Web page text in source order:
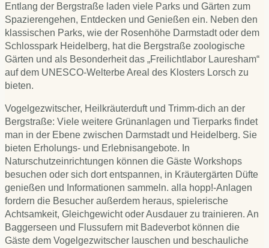
Entlang der Bergstraße laden viele Parks und Gärten zum
Spazierengehen, Entdecken und Genießen ein. Neben den
klassischen Parks, wie der Rosenhöhe Darmstadt oder dem
Schlosspark Heidelberg, hat die Bergstraße zoologische
Gärten und als Besonderheit das „Freilichtlabor Lauresham“
auf dem UNESCO-Welterbe Areal des Klosters Lorsch zu
bieten.
Vogelgezwitscher, Heilkräuterduft und Trimm-dich an der
Bergstraße: Viele weitere Grünanlagen und Tierparks findet
man in der Ebene zwischen Darmstadt und Heidelberg. Sie
bieten Erholungs- und Erlebnisangebote. In
Naturschutzeinrichtungen können die Gäste Workshops
besuchen oder sich dort entspannen, in Kräutergärten Düfte
genießen und Informationen sammeln. alla hopp!-Anlagen
fordern die Besucher außerdem heraus, spielerische
Achtsamkeit, Gleichgewicht oder Ausdauer zu trainieren. An
Baggerseen und Flussufern mit Badeverbot können die
Gäste dem Vogelgezwitscher lauschen und beschauliche